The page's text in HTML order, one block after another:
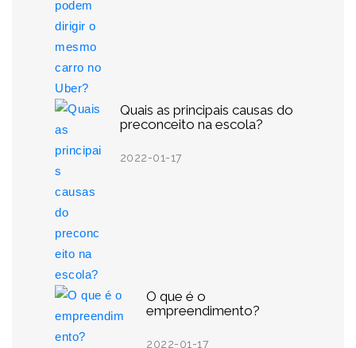
Quais as principais causas do
preconceito na escola?
2022-01-17
O que é o
empreendimento?
2022-01-17